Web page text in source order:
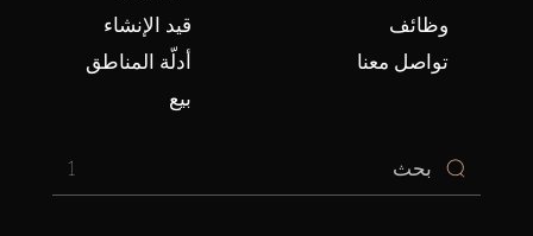
قيد الإنشاء
أدلّة المناطق
بيع
وظائف
تواصل معنا
1